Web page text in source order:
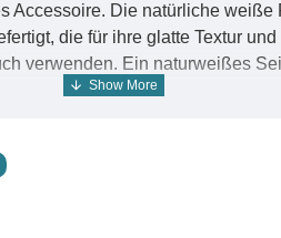
Die natürliche
die für ihre glatte Textur
verwenden. Ein naturweißes
als Ausdruck dieser